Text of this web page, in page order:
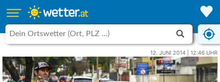
12. JUNI 2014 | 12:46 UHR